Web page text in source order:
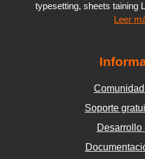
typesetting, sheets taining
Leer
Soporte
Desarrollo